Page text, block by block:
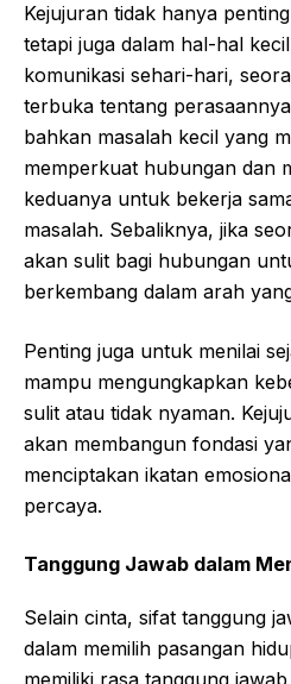
Kejujuran tidak hanya
tetapi juga dalam hal-hal
komunikasi sehari-hari,
terbuka tentang
bahkan masalah kecil yang
memperkuat hubungan dan
keduanya untuk bekerja
masalah. Sebaliknya, jika
akan sulit bagi hubungan
berkembang dalam arah
Penting juga untuk menilai
mampu mengungkapkan
sulit atau tidak nyaman.
akan membangun fondasi
menciptakan ikatan
percaya.
Tanggung Jawab dalam
Selain cinta, sifat tanggung
dalam memilih pasangan